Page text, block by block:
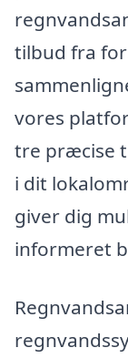
tilbud fra
vores
tre præcise
i dit
giver dig
informeret